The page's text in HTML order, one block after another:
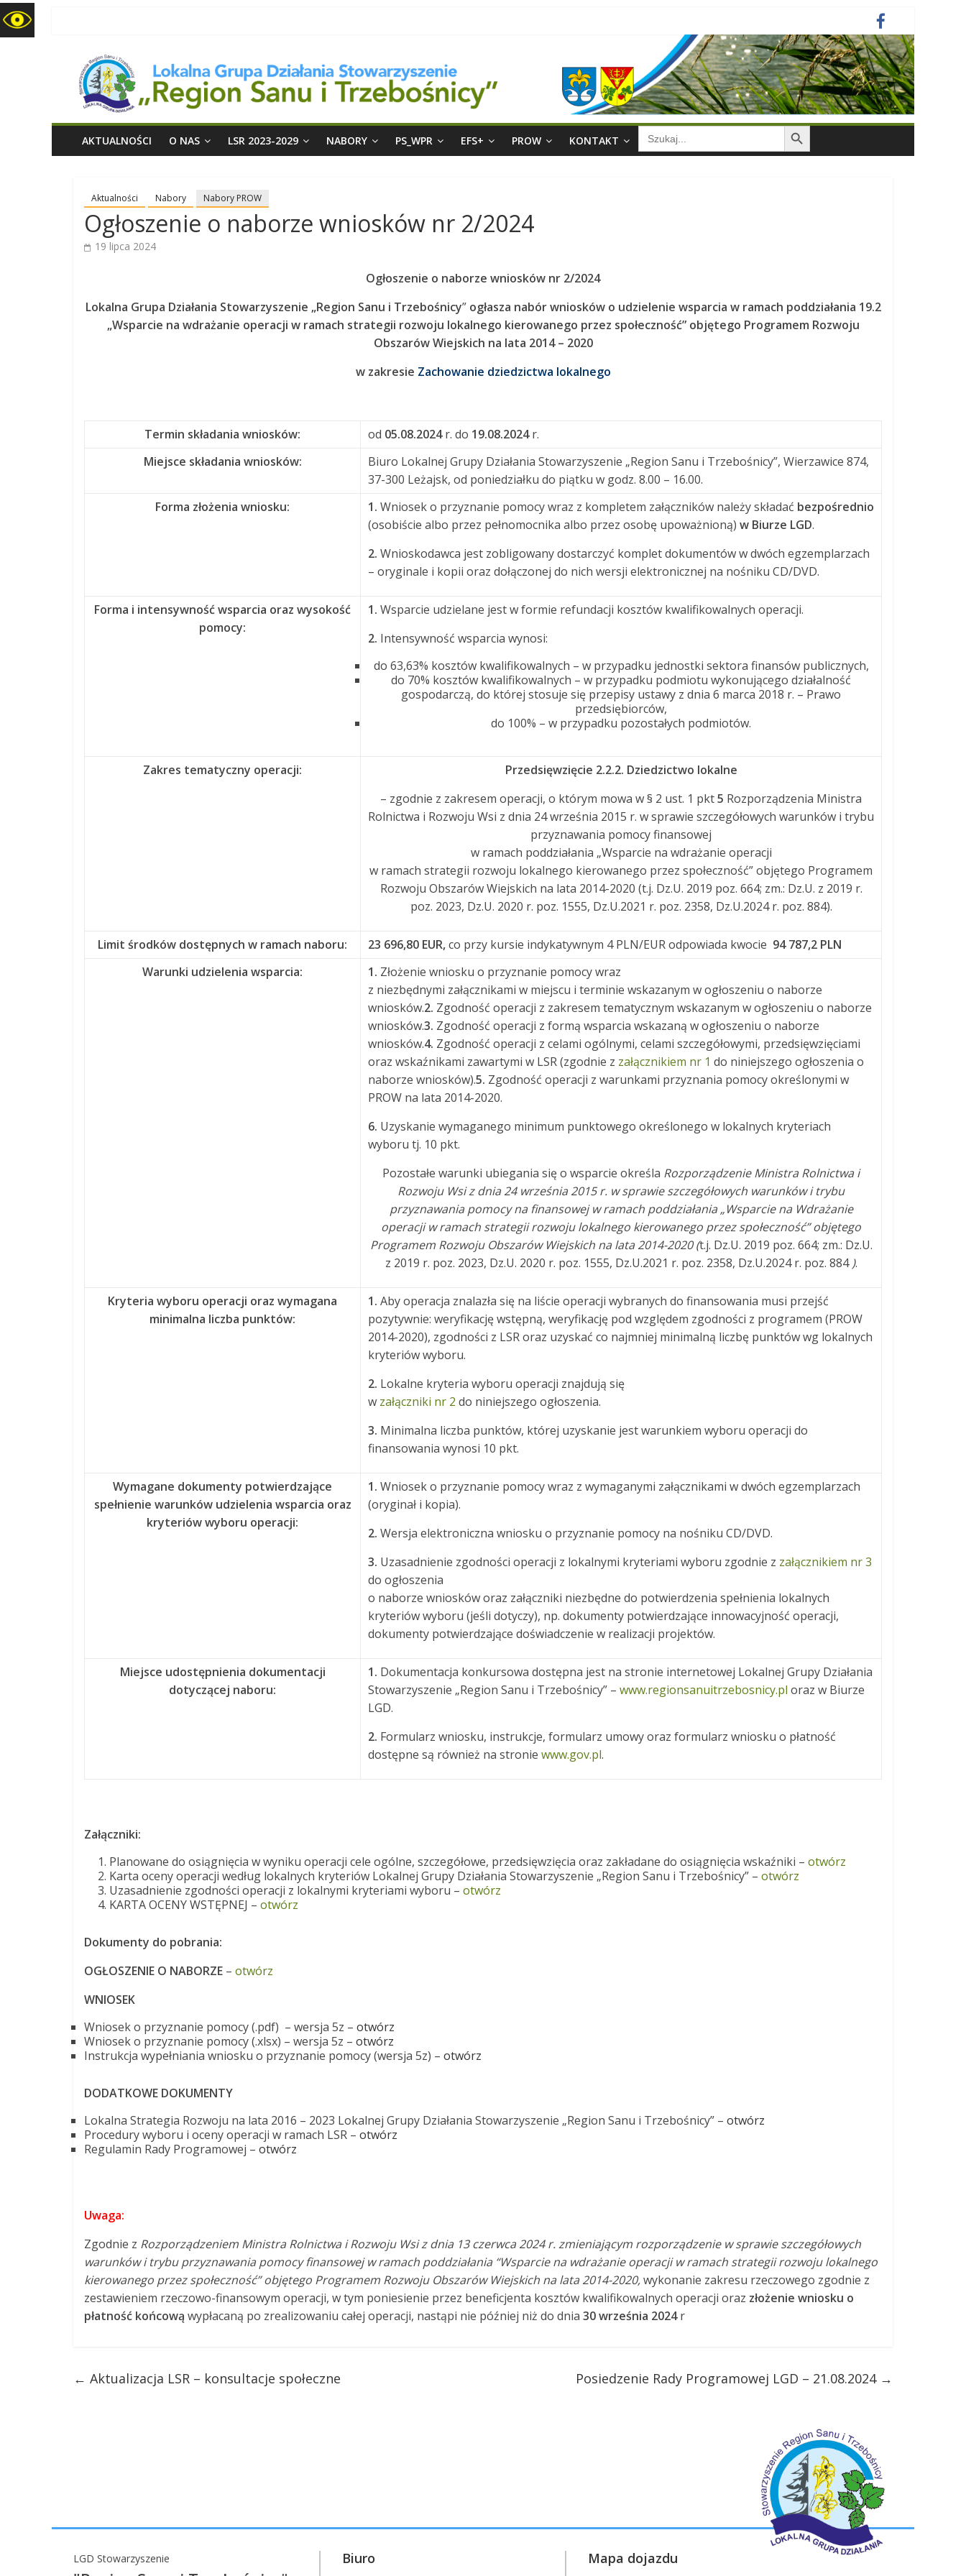
LGD
Region
Sanu
i
Trzebośnicy
AKTUALNOŚCI O NAS LSR 2023-2029 NABORY PS_WPR EFS+ PROW KONTAKT
Search
for:
Search Button
Aktualności Nabory Nabory PROW
Ogłoszenie o naborze wniosków nr 2/2024
19 lipca 2024
Ogłoszenie o naborze wniosków nr 2/2024
Lokalna Grupa Działania Stowarzyszenie „Region Sanu i Trzebośnicy” ogłasza nabór wniosków o udzielenie wsparcia w ramach poddziałania 19.2
„Wsparcie na wdrażanie operacji w ramach strategii rozwoju lokalnego kierowanego przez społeczność” objętego Programem Rozwoju
Obszarów Wiejskich na lata 2014 – 2020
w zakresie Zachowanie dziedzictwa lokalnego
Termin składania wniosków: od 05.08.2024r. do 19.08.2024r.
Miejsce składania wniosków:
Biuro Lokalnej Grupy Działania Stowarzyszenie „Region Sanu i Trzebośnicy”, Wierzawice 874,
37-300 Leżajsk, od poniedziałku do piątku w godz. 8.00 – 16.00.
Forma złożenia wniosku:
1. Wniosek o przyznanie pomocy wraz z kompletem załączników należy składać bezpośrednio
(osobiście albo przez pełnomocnika albo przez osobę upoważnioną) w Biurze LGD.
2. Wnioskodawca jest zobligowany dostarczyć komplet dokumentów w dwóch egzemplarzach
– oryginale i kopii oraz dołączonej do nich wersji elektronicznej na nośniku CD/DVD.
Forma i intensywność wsparcia oraz wysokość
pomocy:
1. Wsparcie udzielane jest w formie refundacji kosztów kwalifikowalnych operacji.
2. Intensywność wsparcia wynosi:
do 63,63% kosztów kwalifikowalnych – w przypadku jednostki sektora finansów publicznych,
do 70% kosztów kwalifikowalnych – w przypadku podmiotu wykonującego działalność
gospodarczą, do której stosuje się przepisy ustawy z dnia 6 marca 2018 r. – Prawo
przedsiębiorców,
do 100% – w przypadku pozostałych podmiotów.
Zakres tematyczny operacji:
Przedsięwzięcie 2.2.2. Dziedzictwo lokalne
– zgodnie z zakresem operacji, o którym mowa w § 2 ust. 1 pkt5 Rozporządzenia Ministra
Rolnictwa i Rozwoju Wsi z dnia 24 września 2015 r. w sprawie szczegółowych warunków i trybu
przyznawania pomocy finansowej
w ramach poddziałania „Wsparcie na wdrażanie operacji
w ramach strategii rozwoju lokalnego kierowanego przez społeczność” objętego Programem
Rozwoju Obszarów Wiejskich na lata 2014-2020 (t.j. Dz.U. 2019 poz. 664; zm.: Dz.U. z 2019 r.
poz. 2023, Dz.U. 2020 r. poz. 1555, Dz.U.2021 r. poz. 2358, Dz.U.2024 r. poz. 884).
Limit środków dostępnych w ramach naboru: 23 696,80 EUR,co przy kursie indykatywnym 4 PLN/EUR odpowiada kwocie 94 787,2 PLN
Warunki udzielenia wsparcia:
1. Złożenie wniosku o przyznanie pomocy wraz
z niezbędnymi załącznikami w miejscu i terminie wskazanym w ogłoszeniu o naborze
wniosków.2. Zgodność operacji z zakresem tematycznym wskazanym w ogłoszeniu o naborze
wniosków.3. Zgodność operacji z formą wsparcia wskazaną w ogłoszeniu o naborze
wniosków.4. Zgodność operacji z celami ogólnymi, celami szczegółowymi, przedsięwzięciami
oraz wskaźnikami zawartymi w LSR (zgodnie z załącznikiem nr 1 do niniejszego ogłoszenia o
naborze wniosków).5. Zgodność operacji z warunkami przyznania pomocy określonymi w
PROW na lata 2014-2020.
6. Uzyskanie wymaganego minimum punktowego określonego w lokalnych kryteriach
wyboru tj. 10 pkt.
Pozostałe warunki ubiegania się o wsparcie określa Rozporządzenie Ministra Rolnictwa i
Rozwoju Wsi z dnia 24 września 2015 r. w sprawie szczegółowych warunków i trybu
przyznawania pomocy na finansowej w ramach poddziałania „Wsparcie na Wdrażanie
operacji w ramach strategii rozwoju lokalnego kierowanego przez społeczność” objętego
Programem Rozwoju Obszarów Wiejskich na lata 2014-2020 (t.j. Dz.U. 2019 poz. 664; zm.: Dz.U.
z 2019 r. poz. 2023, Dz.U. 2020 r. poz. 1555, Dz.U.2021 r. poz. 2358, Dz.U.2024 r. poz. 884 ).
Kryteria wyboru operacji oraz wymagana
minimalna liczba punktów:
1. Aby operacja znalazła się na liście operacji wybranych do finansowania musi przejść
pozytywnie: weryfikację wstępną, weryfikację pod względem zgodności z programem (PROW
2014-2020), zgodności z LSR oraz uzyskać co najmniej minimalną liczbę punktów wg lokalnych
kryteriów wyboru.
2. Lokalne kryteria wyboru operacji znajdują się
w załączniki nr 2 do niniejszego ogłoszenia.
3. Minimalna liczba punktów, której uzyskanie jest warunkiem wyboru operacji do
finansowania wynosi 10 pkt.
Wymagane dokumenty potwierdzające
spełnienie warunków udzielenia wsparcia oraz
kryteriów wyboru operacji:
1. Wniosek o przyznanie pomocy wraz z wymaganymi załącznikami w dwóch egzemplarzach
(oryginał i kopia).
2. Wersja elektroniczna wniosku o przyznanie pomocy na nośniku CD/DVD.
3. Uzasadnienie zgodności operacji z lokalnymi kryteriami wyboru zgodnie z załącznikiem nr 3
do ogłoszenia
o naborze wniosków oraz załączniki niezbędne do potwierdzenia spełnienia lokalnych
kryteriów wyboru (jeśli dotyczy), np. dokumenty potwierdzające innowacyjność operacji,
dokumenty potwierdzające doświadczenie w realizacji projektów.
Miejsce udostępnienia dokumentacji
dotyczącej naboru:
1. Dokumentacja konkursowa dostępna jest na stronie internetowej Lokalnej Grupy Działania
Stowarzyszenie „Region Sanu i Trzebośnicy” – www.regionsanuitrzebosnicy.pl oraz w Biurze
LGD.
2. Formularz wniosku, instrukcje, formularz umowy oraz formularz wniosku o płatność
dostępne są również na stronie www.gov.pl.
Załączniki:
Planowane do osiągnięcia w wyniku operacji cele ogólne, szczegółowe, przedsięwzięcia oraz zakładane do osiągnięcia wskaźniki – otwórz
Karta oceny operacji według lokalnych kryteriów Lokalnej Grupy Działania Stowarzyszenie „Region Sanu i Trzebośnicy” – otwórz
Uzasadnienie zgodności operacji z lokalnymi kryteriami wyboru – otwórz
KARTA OCENY WSTĘPNEJ – otwórz
Dokumenty do pobrania:
OGŁOSZENIE O NABORZE – otwórz
WNIOSEK
Wniosek o przyznanie pomocy (.pdf) – wersja 5z – otwórz
Wniosek o przyznanie pomocy (.xlsx) – wersja 5z – otwórz
Instrukcja wypełniania wniosku o przyznanie pomocy (wersja 5z) – otwórz
DODATKOWE DOKUMENTY
Lokalna Strategia Rozwoju na lata 2016 – 2023 Lokalnej Grupy Działania Stowarzyszenie „Region Sanu i Trzebośnicy” – otwórz
Procedury wyboru i oceny operacji w ramach LSR – otwórz
Regulamin Rady Programowej – otwórz
Uwaga:
Zgodnie z Rozporządzeniem Ministra Rolnictwa i Rozwoju Wsi z dnia 13 czerwca 2024 r. zmieniającym rozporządzenie w sprawie szczegółowych
warunków i trybu przyznawania pomocy finansowej w ramach poddziałania “Wsparcie na wdrażanie operacji w ramach strategii rozwoju lokalnego
kierowanego przez społeczność” objętego Programem Rozwoju Obszarów Wiejskich na lata 2014-2020,wykonanie zakresu rzeczowego zgodnie z
zestawieniem rzeczowo-finansowym operacji, w tym poniesienie przez beneficjenta kosztów kwalifikowalnych operacji oraz złożenie wniosku o
płatność końcową wypłacaną po zrealizowaniu całej operacji, nastąpi nie później niż do dnia 30 września 2024r
← Aktualizacja LSR – konsultacje społeczne Posiedzenie Rady Programowej LGD – 21.08.2024 →
LGD Stowarzyszenie Biuro Mapa dojazdu